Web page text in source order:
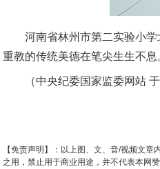
河南省林州市第二实验小学北
重教的传统美德在笔尖生生不
（中央纪委国家监委网站 于
【免责声明】：以上图、文、音/视频文
之用，禁止用于商业用途，并不代表本网
在谋一域中谋全局